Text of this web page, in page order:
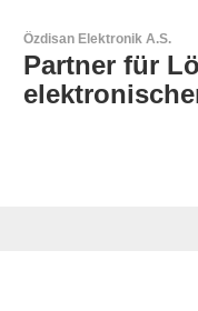
N&H Technology GmbH
HMI-
Maß